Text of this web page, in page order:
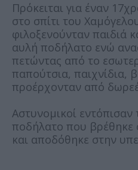
Πρόκειται για έναν
στο σπίτι του
φιλοξενούνταν παιδιά
αυλή ποδήλατο ενώ
πετώντας από το
παπούτσια, παιχνίδια,
προέρχονταν από
Αστυνομικοί εντόπισαν
ποδήλατο που βρέθηκε
και αποδόθηκε στην